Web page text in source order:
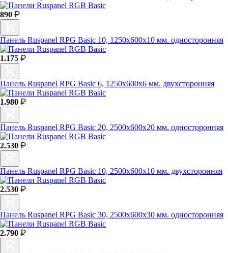
890
Панель Ruspanel RPG Basic 10, 1250х600х10 мм. односторонняя
1.175
Панель Ruspanel RPG Basic 6, 1250х600х6 мм. двухсторонняя
1.980
Панель Ruspanel RPG Basic 20, 2500х600х20 мм. односторонняя
2.530
Панель Ruspanel RPG Basic 10, 2500х600х10 мм. двухсторонняя
2.530
Панель Ruspanel RPG Basic 30, 2500х600х30 мм. односторонняя
2.790